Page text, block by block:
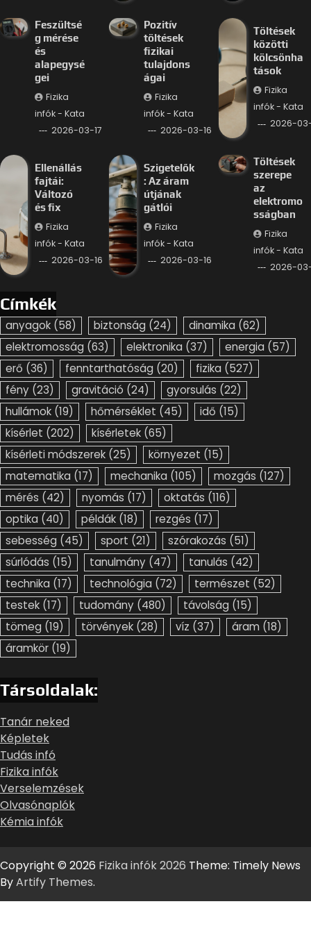
Feszültsé
g mérése
és
alapegysé
gei
Fizika
infók - Kata
2026-03-17
Pozitív
töltések
fizikai
tulajdons
ágai
Fizika
infók - Kata
2026-03-16
Töltések
közötti
kölcsönha
tások
Fizika
infók - Kata
2026-
Ellenállás
fajtái:
Változó
és fix
Fizika
infók - Kata
2026-03-16
Szigetelők
: Az áram
útjának
gátlói
Fizika
infók - Kata
2026-03-16
Töltések
szerepe
az
elektromo
sságban
Fizika
infók - Kata
2026-
Címkék
anyagok (58) biztonság (24) dinamika (62)
elektromosság (63) elektronika (37) energia (57)
erő (36) fenntarthatóság (20) fizika (527)
fény (23) gravitáció (24) gyorsulás (22)
hullámok (19) hőmérséklet (45) idő (15)
kísérlet (202) kísérletek (65)
kísérleti módszerek (25) környezet (15)
matematika (17) mechanika (105) mozgás (127)
mérés (42) nyomás (17) oktatás (116)
optika (40) példák (18) rezgés (17)
sebesség (45) sport (21) szórakozás (51)
súrlódás (15) tanulmány (47) tanulás (42)
technika (17) technológia (72) természet (52)
testek (17) tudomány (480) távolság (15)
tömeg (19) törvények (28) víz (37) áram (18)
áramkör (19)
Társoldalak:
Tanár neked
Képletek
Tudás infó
Fizika infók
Verselemzések
Olvasónaplók
Kémia infók
Copyright © 2026 Fizika infók 2026 Theme: Timely News
ByArtify Themes.